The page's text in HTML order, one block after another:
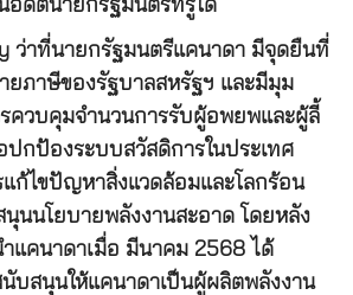
อดีตนายกรัฐมนตรีทรูโด
ว่าที่นายกรัฐมนตรีแคนาดา มีจุดยืนที่
ยภาษีของรัฐบาลสหรัฐฯ และมีมุม
ควบคุมจำนวนการรับผู้อพยพและผู้ลี้
ปกป้องระบบสวัสดิการในประเทศ
ก้ไขปัญหาสิ่งแวดล้อมและโลกร้อน
นุนนโยบายพลังงานสะอาด โดยหลัง
แคนาดาเมื่อ มีนาคม 2568 ได้
บสนุนให้แคนาดาเป็นผู้ผลิตพลังงาน